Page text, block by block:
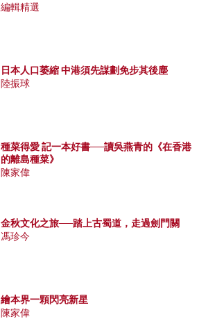
編輯精選
日本人口萎縮 中港須先謀劃免步其後塵
陸振球
種菜得愛 記一本好書──讀吳燕青的《在香港
的離島種菜》
陳家偉
金秋文化之旅──踏上古蜀道，走過劍門關
馮珍今
繪本界一顆閃亮新星
陳家偉